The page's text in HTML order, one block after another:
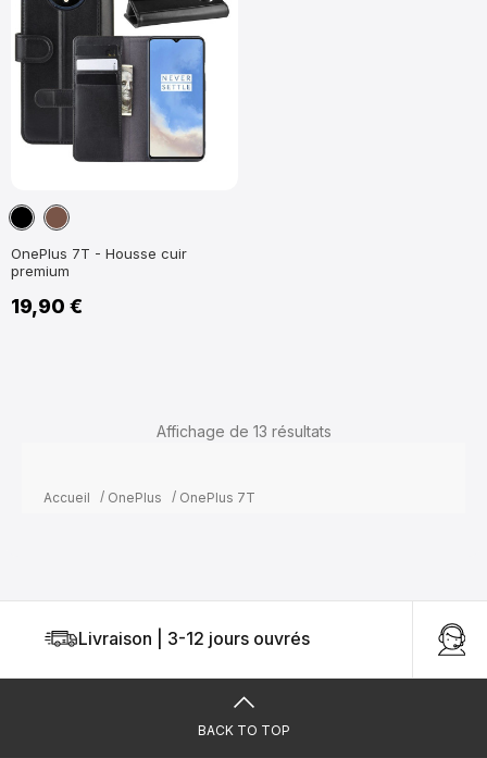
NoirMarron
OnePlus 7T - Housse cuir
premium
19,90 €
Affichage de 13 résultats
Accueil OnePlus OnePlus 7T
Livraison | 3-12 jours ouvrés
BACK TO TOP